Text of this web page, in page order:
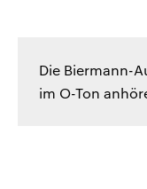
Die Biermann-
im O-Ton